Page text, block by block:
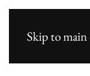
Skip to